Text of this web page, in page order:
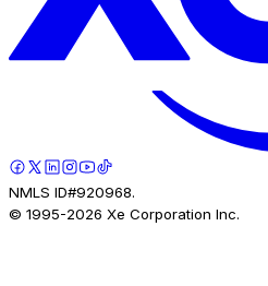
NMLS ID#920968.
© 1995-2026 Xe Corporation Inc.